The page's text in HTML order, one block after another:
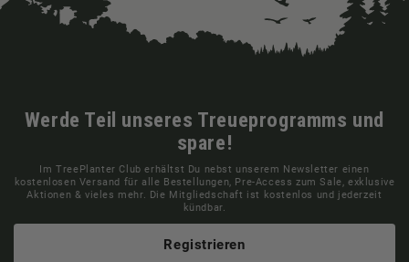
Werde Teil unseres Treueprogramms und
spare!
Im TreePlanter Club erhältst Du nebst unserem Newsletter einen
kostenlosen Versand für alle Bestellungen, Pre-Access zum Sale, exklusive
Aktionen & vieles mehr. Die Mitgliedschaft ist kostenlos und jederzeit
kündbar.
Registrieren